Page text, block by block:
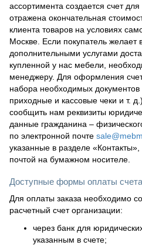
ассортимента создается счет
отражена окончательная
клиента товаров на условиях
Москве. Если покупатель желает
дополнительными услугами
купленной у нас мебели,
менеджеру. Для оформления
набора необходимых
приходные и кассовые чеки и т.
сообщить нам реквизиты
данные гражданина –
по электронной почте
указанные в разделе
почтой на бумажном носителе.
Доступные формы оплаты счета
Для оплаты заказа необходимо
расчетный счет организации:
через банк для
указанным в счете;